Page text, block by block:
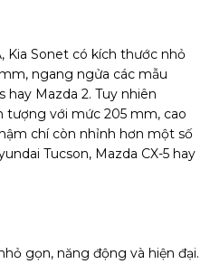
Kia Sonet có kích thước nhỏ
ngang ngửa các mẫu
hay Mazda 2. Tuy nhiên
tượng với mức 205 mm, cao
chí còn nhỉnh hơn một số
Tucson, Mazda CX-5 hay
gọn, năng động và hiện đại.